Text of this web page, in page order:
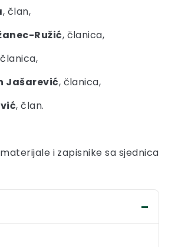
, član,
Ružić, članica,
Jašarević, članica,
, član.
i zapisnike sa sjednica